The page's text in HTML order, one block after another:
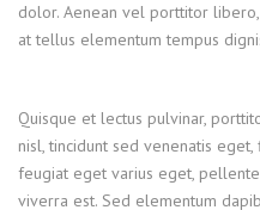
dolor. Aenean vel porttitor
at tellus elementum tempus
Quisque et lectus pulvinar,
nisl, tincidunt sed venenatis
feugiat eget varius eget,
viverra est. Sed elementum